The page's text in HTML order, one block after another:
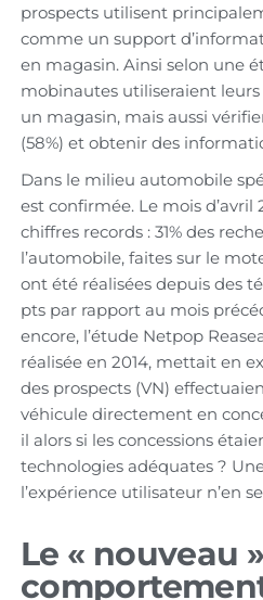
prospects utilisent
comme un support
en magasin. Ainsi selon une
mobinautes utiliseraient
un magasin, mais aussi
(58%) et obtenir des
Dans le milieu automobile
est confirmée. Le mois d’avril
chiffres records : 31% des
l’automobile, faites sur le
ont été réalisées depuis des
pts par rapport au mois
encore, l’étude Netpop
réalisée en 2014, mettait en
des prospects (VN)
véhicule directement en
il alors si les concessions
technologies adéquates ?
l’expérience utilisateur n’en
Le « nouveau »